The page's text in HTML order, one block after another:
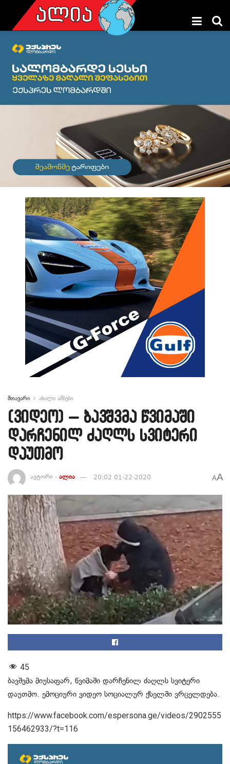
მთავარი ახალი ამბები
(ვიდეო) – ბავშვმა წვიმაში
დარჩენილ ძაღლს სვიტერი
დაუთმო
ავტორი - ალია 20:02 01-22-2020 AA
45
ბავშვმა მიუსაფარ, წვიმაში დარჩენილ ძაღლს სვიტერი
დაუთმო. ემოციური ვიდეო სოციალურ ქსელში ვრცელდება.
https://www.facebook.com/espersona.ge/videos/2902555
156462933/?t=116